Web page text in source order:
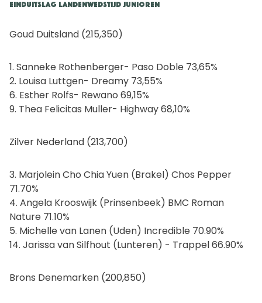
Einduitslag Landenwedstijd Junioren
Goud Duitsland (215,350)
1. Sanneke Rothenberger- Paso Doble 73,65%
2. Louisa Luttgen- Dreamy 73,55%
6. Esther Rolfs- Rewano 69,15%
9. Thea Felicitas Muller- Highway 68,10%
Zilver Nederland (213,700)
3. Marjolein Cho Chia Yuen (Brakel) Chos Pepper
71.70%
4. Angela Krooswijk (Prinsenbeek) BMC Roman
Nature 71.10%
5. Michelle van Lanen (Uden) Incredible 70.90%
14. Jarissa van Silfhout (Lunteren) - Trappel 66.90%
Brons Denemarken (200,850)